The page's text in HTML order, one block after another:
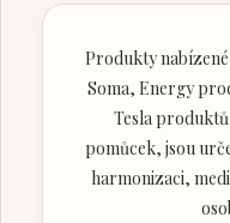
Produkty
Soma, Energy
Tesla
pomůcek, jsou
harmonizaci,